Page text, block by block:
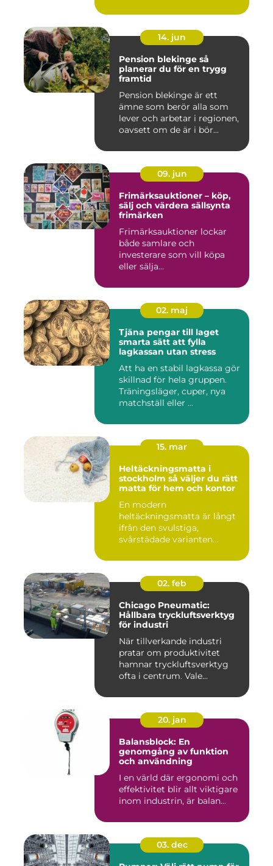
14. jun
Pension blekinge så
planerar du för en trygg
framtid
Pension blekinge är ett
ämne som berör alla som
lever och arbetar i regionen,
oavsett om de är i bör...
09. jun
Frimärksauktioner – köp,
sälj och värdera sällsynta
frimärken
Frimärksauktioner lockar
både samlare och
investerare som vill köpa
eller sälja...
02. maj
Tjäna pengar till laget
smarta sätt att fylla
lagkassan utan stress
Att ha en stabil lagkassa gör
skillnad för hela gruppen.
Träningsläger, cuper, nya
matchställ eller ...
15. mar
Heltäckningsmatta i
stockholm så väljer du rätt
matta för hem och kontor
En modern
heltäckningsmatta är långt
ifrån den svulstiga,
svårstädade varianten
02. feb
Chicago Pneumatic:
Hållbara tryckluftsverktyg
för industri
När tillverkande industri
pratar om produktivitet
hamnar tryckluftsverktyg
ofta i centrum. Vale...
20. jan
Balansblock: En
genomgång av funktion
och användning
I en värld där ergonomi och
effektivitet blir allt viktigare
inom industrin, är balan...
03. dec